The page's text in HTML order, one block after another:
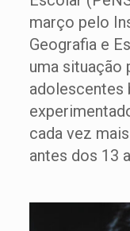
março pelo
Geografia e
uma situação
adolescentes
cada vez
antes dos 13